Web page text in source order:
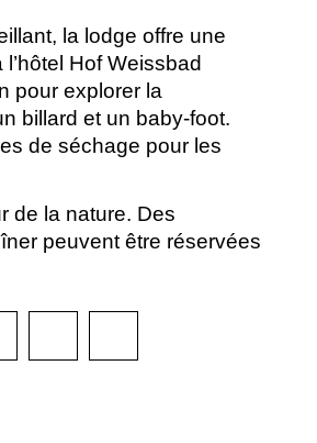
la lodge offre une
Hof Weissbad
pour explorer la
billard et un baby-foot.
de séchage pour les
de la nature. Des
peuvent être réservées